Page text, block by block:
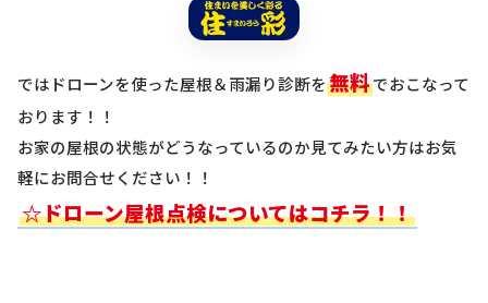
ではドローンを使った屋根＆雨漏り診断を無料でおこなって
おります！！
お家の屋根の状態がどうなっているのか見てみたい方はお気
軽にお問合せください！！
☆ドローン屋根点検についてはコチラ！！